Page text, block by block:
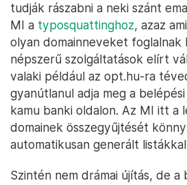
tudják rászabni a neki szánt
MI a typosquattinghoz, azaz
olyan domainneveket foglalnak
népszerű szolgáltatások elírt
valaki például az opt.hu-ra
gyanútlanul adja meg a
kamu banki oldalon. Az MI itt a
domainek összegyűjtését
automatikusan generált
Szintén nem drámai újítás, de a